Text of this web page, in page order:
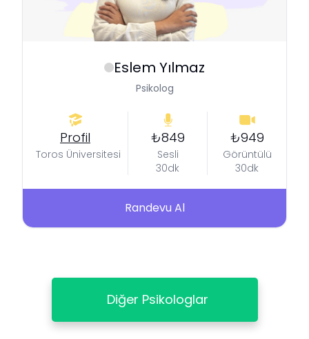
Eslem Yılmaz
Psikolog
Profil
Toros Üniversitesi
₺849
Sesli
30dk
₺949
Görüntülü
30dk
Randevu Al
Diğer Psikologlar